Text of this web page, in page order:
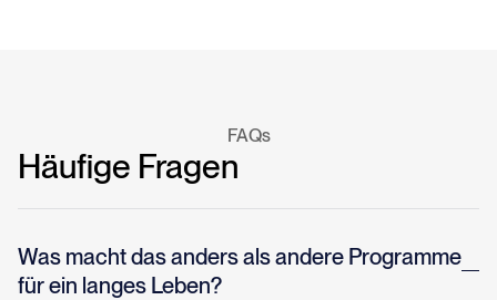
FAQs
Häufige Fragen
Was macht das anders als andere Programme
für ein langes Leben?